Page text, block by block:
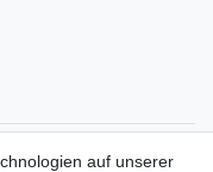
auf unserer